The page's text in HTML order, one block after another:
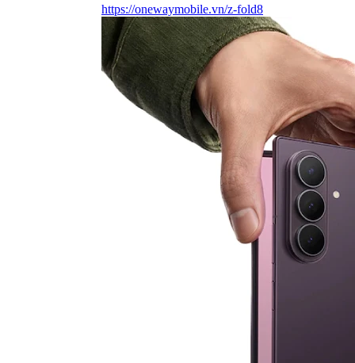
https://onewaymobile.vn/z-fold8